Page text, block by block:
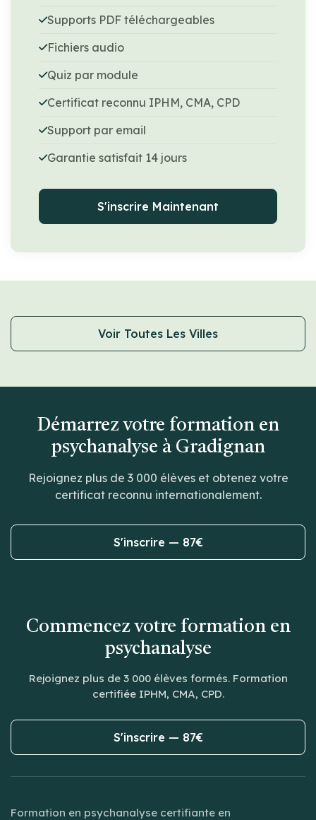
Supports PDF téléchargeables
Fichiers audio
Quiz par module
Certificat reconnu IPHM, CMA, CPD
Support par email
Garantie satisfait 14 jours
S'inscrire Maintenant
Voir Toutes Les Villes
Démarrez votre formation en
psychanalyse à Gradignan
Rejoignez plus de 3 000 élèves et obtenez votre
certificat reconnu internationalement.
S'inscrire — 87€
Commencez votre formation en
psychanalyse
Rejoignez plus de 3 000 élèves formés. Formation
certifiée IPHM, CMA, CPD.
S'inscrire — 87€
Formation en psychanalyse certifiante en